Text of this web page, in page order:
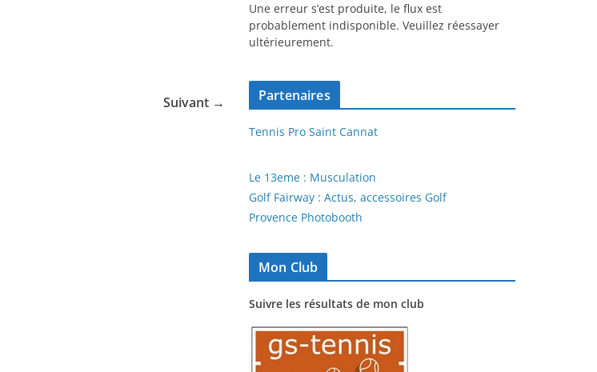
Suivant →
Une erreur s’est produite, le flux est
probablement indisponible. Veuillez réessayer
ultérieurement.
Partenaires
Tennis Pro Saint Cannat
Le 13eme : Musculation
Golf Fairway : Actus, accessoires Golf
Provence Photobooth
Mon Club
Suivre les résultats de mon club